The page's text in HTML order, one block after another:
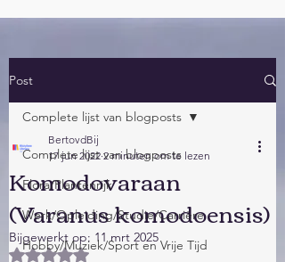
Post
Complete lijst van blogposts
Flora/Plantenrijk
Werk/Opleiding/Studie/Carrière
Hobby/Muziek/Sport en Vrije Tijd
Complete lijst van blogposts
Komodovaraan
(Varanus komodoensis)
BertovdBij
17 jun 2022 2 minuten om te lezen
Bijgewerkt op: 11 mrt 2025
Beoordeeld met NaN uit 5 sterren.